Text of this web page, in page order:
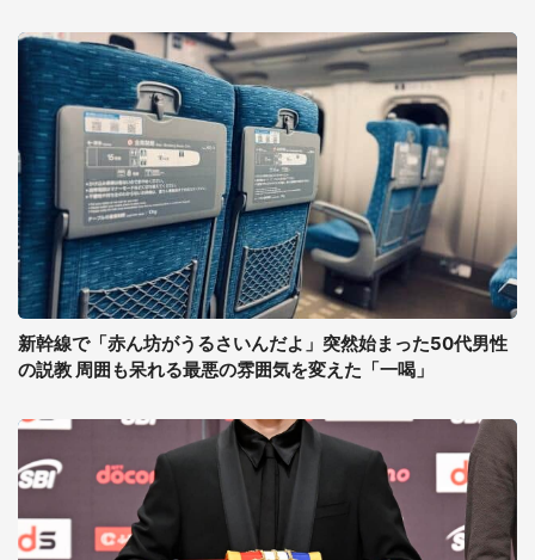
新幹線で「赤ん坊がうるさいんだよ」突然始まった50代男性
の説教 周囲も呆れる最悪の雰囲気を変えた「一喝」